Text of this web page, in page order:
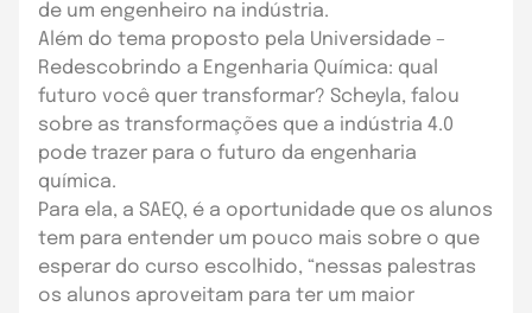
de um engenheiro na indústria.
Além do tema proposto pela Universidade –
Redescobrindo a Engenharia Química: qual
futuro você quer transformar? Scheyla, falou
sobre as transformações que a indústria 4.0
pode trazer para o futuro da engenharia
química.
Para ela, a SAEQ, é a oportunidade que os alunos
tem para entender um pouco mais sobre o que
esperar do curso escolhido, “nessas palestras
os alunos aproveitam para ter um maior